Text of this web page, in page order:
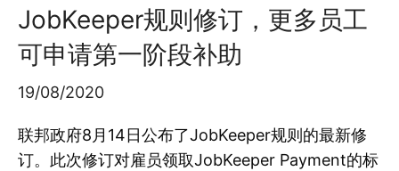
JobKeeper规则修订，更多员工
可申请第一阶段补助
19/08/2020
联邦政府8月14日公布了JobKeeper规则的最新修
订。此次修订对雇员领取JobKeeper Payment的标